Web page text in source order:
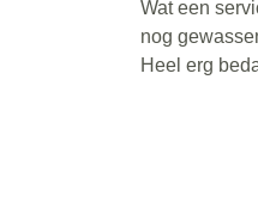
Wat een
nog
Heel erg